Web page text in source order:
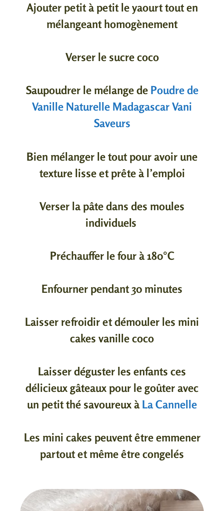
Ajouter petit à petit le yaourt tout en
mélangeant homogènement
Verser le sucre coco
Saupoudrer le mélange de Poudre de
Vanille Naturelle Madagascar Vani
Saveurs
Bien mélanger le tout pour avoir une
texture lisse et prête à l’emploi
Verser la pâte dans des moules
individuels
Préchauffer le four à 180°C
Enfourner pendant 30 minutes
Laisser refroidir et démouler les mini
cakes vanille coco
Laisser déguster les enfants ces
délicieux gâteaux pour le goûter avec
un petit thé savoureux à La Cannelle
Les mini cakes peuvent être emmener
partout et même être congelés